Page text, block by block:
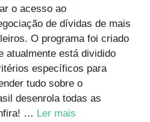
o acesso ao
de dívidas de mais
O programa foi criado
atualmente está dividido
específicos para
tudo sobre o
desenrola todas as
… Ler mais